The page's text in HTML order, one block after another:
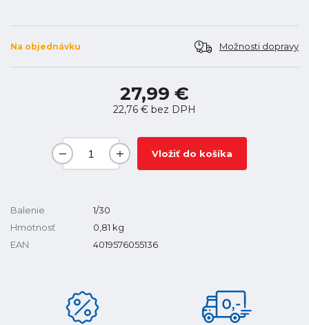
Na objednávku Možnosti dopravy
27,99 €
22,76 € bez DPH
Vložiť do košíka
Balenie
1/30
Hmotnosť
0,81 kg
EAN
4019576055136